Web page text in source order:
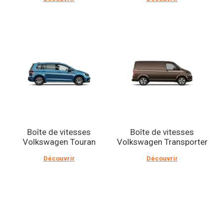
Boîte de vitesses
Volkswagen Touran
Découvrir
Boîte de vitesses
Volkswagen Transporter
Découvrir